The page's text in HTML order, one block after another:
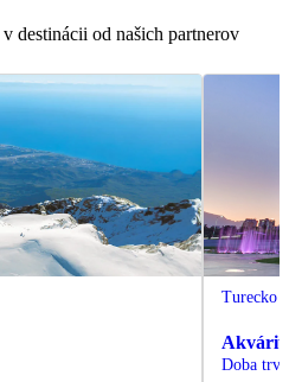
destinácii od našich partnerov
Turecko
Doba